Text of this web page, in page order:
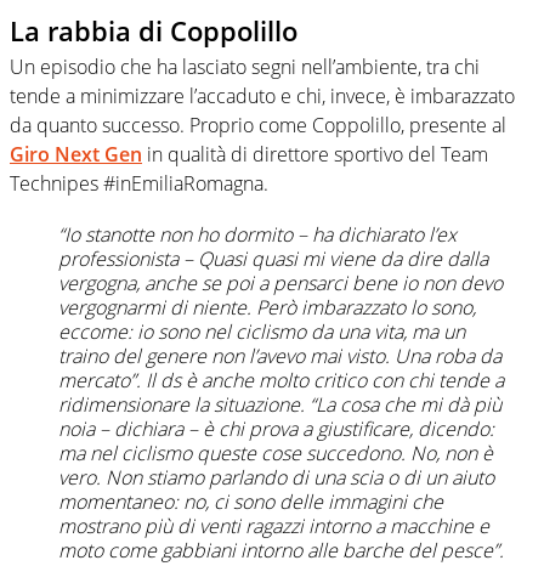
La rabbia di Coppolillo
Un episodio che ha lasciato segni nell’ambiente, tra chi
tende a minimizzare l’accaduto e chi, invece, è imbarazzato
da quanto successo. Proprio come Coppolillo, presente al
Giro Next Gen in qualità di direttore sportivo del Team
Technipes #inEmiliaRomagna.
“Io stanotte non ho dormito – ha dichiarato l’ex
professionista – Quasi quasi mi viene da dire dalla
vergogna, anche se poi a pensarci bene io non devo
vergognarmi di niente. Però imbarazzato lo sono,
eccome: io sono nel ciclismo da una vita, ma un
traino del genere non l’avevo mai visto. Una roba da
mercato”. Il ds è anche molto critico con chi tende a
ridimensionare la situazione. “La cosa che mi dà più
noia – dichiara – è chi prova a giustificare, dicendo:
ma nel ciclismo queste cose succedono. No, non è
vero. Non stiamo parlando di una scia o di un aiuto
momentaneo: no, ci sono delle immagini che
mostrano più di venti ragazzi intorno a macchine e
moto come gabbiani intorno alle barche del pesce”.